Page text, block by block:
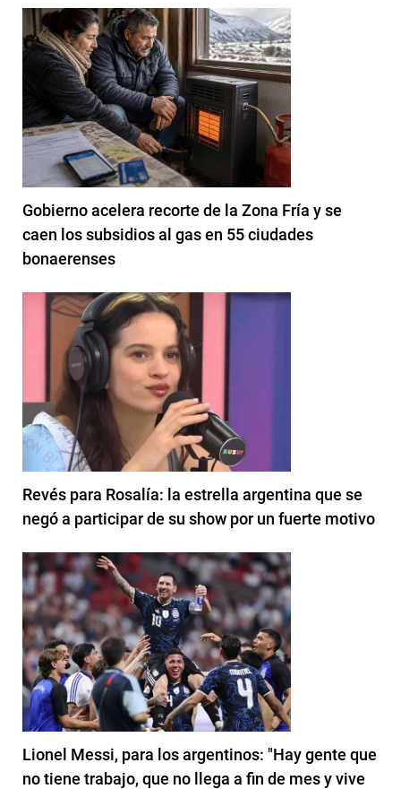
Gobierno acelera recorte de la Zona Fría y se
caen los subsidios al gas en 55 ciudades
bonaerenses
Revés para Rosalía: la estrella argentina que se
negó a participar de su show por un fuerte motivo
Lionel Messi, para los argentinos: "Hay gente que
no tiene trabajo, que no llega a fin de mes y vive